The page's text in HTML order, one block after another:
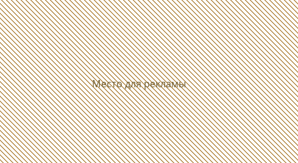
Место для рекламы